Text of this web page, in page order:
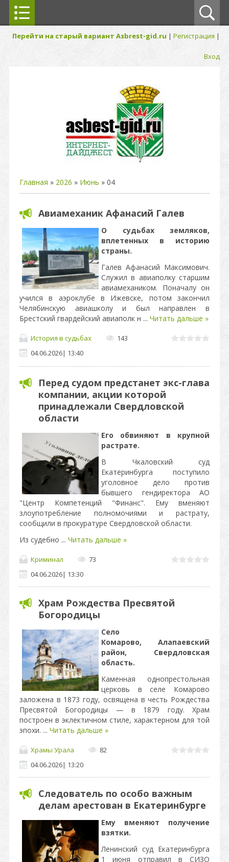
Перейти на старый вариант Asbrest-gid.ru | Регистрация |
Вход
Главная » 2026 » Июнь » 04
Авиамеханик Афанасий Галев
О судьбах земляков,
вплетенных в историю
страны.
Галев Афанасий Максимович.
Служил в авиаполку старшим
авиамехаником. Поначалу он
учился в аэроклубе в Ижевске, потом закончил
Челябинскую авиашколу и был направлен в
Брестский гвардейский авиаполк н ... Читать дальше »
История в судьбах
143
04.06.2026| 13:40
Перед судом предстанет экс-глава
компании, акции которой
принадлежали Свердловской
области
Его обвиняют в крупной
растрате.
В Чкаловский суд
Екатеринбурга поступило
уголовное дело против
бывшего гендиректора АО
"Центр Компетенций "Финанс". Ему вменяют
злоупотребление полномочиями и растрату,
сообщили в прокуратуре Свердловской области.
Из судебно ... Читать дальше »
Криминал
73
04.06.2026| 13:30
Храм Рождества Пресвятой
Богородицы
Село
Комарово,
Алапаевский
район, Свердловская
область.
Каменная однопрестольная
церковь в селе Комарово
заложена в 1873 году, освящена в честь Рождества
Пресвятой Богородицы — в 1879 году. Храм
построен в эклектичном стиле, характерном для той
эпохи. ... Читать дальше »
Храмы Урала
82
04.06.2026| 13:20
Следователь по особо важным
делам арестован в Екатеринбурге
Ему вменяют получение
взятки.
Ленинский суд Екатеринбурга
1 июня отправил в СИЗО